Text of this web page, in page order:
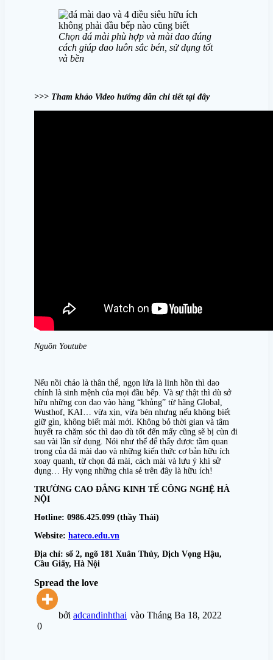
Chọn đá mài phù hợp và mài dao đúng
cách giúp dao luôn sắc bén, sử dụng tốt
và bền
>>> Tham khảo Video hướng dẫn chi tiết tại đây
Nguồn Youtube
Nếu nồi chảo là thân thể, ngọn lửa là linh hồn thì dao
chính là sinh mệnh của mọi đầu bếp. Và sự thật thì dù sở
hữu những con dao vào hàng “khủng” từ hãng Global,
Wusthof, KAI… vừa xịn, vừa bén nhưng nếu không biết
giữ gìn, không biết mài mới. Không bỏ thời gian và tâm
huyết ra chăm sóc thì dao dù tốt đến mấy cũng sẽ bị cùn đi
sau vài lần sử dụng. Nói như thế để thấy được tầm quan
trọng của đá mài dao và những kiến thức cơ bản hữu ích
xoay quanh, từ chọn đá mài, cách mài và lưu ý khi sử
dụng… Hy vọng những chia sẻ trên đây là hữu ích!
TRƯỜNG CAO ĐẲNG KINH TẾ CÔNG NGHỆ HÀ
NỘI
Hotline: 0986.425.099 (thầy Thái)
Website: hateco.edu.vn
Địa chỉ: số 2, ngõ 181 Xuân Thủy, Dịch Vọng Hậu,
Cầu Giấy, Hà Nội
Spread the love
bởi adcandinhthai vào Tháng Ba 18, 2022
0